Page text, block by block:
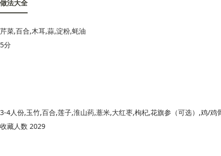
做法大全
芹菜,百合,木耳,蒜,淀粉,蚝油
5分
收藏人数 2029